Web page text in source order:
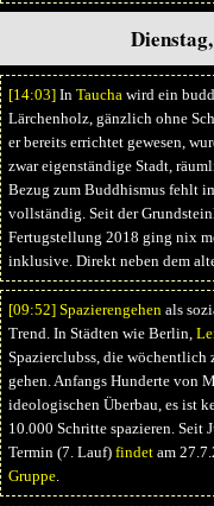
[14:03]In Taucha wird ein
Lärchenholz, gänzlich ohne
er bereits errichtet gewesen,
zwar eigenständige Stadt,
Bezug zum Buddhismus fehlt
vollständig. Seit der
Fertugstellung 2018 ging nix
inklusive. Direkt neben dem
[09:52] Spazierengehenals
Trend. In Städten wie Berlin,
Spazierclubss, die wöchentlich
gehen. Anfangs Hunderte von
ideologischen Überbau, es ist
10.000 Schritte spazieren. Seit
Termin (7. Lauf) findetam
Gruppe.